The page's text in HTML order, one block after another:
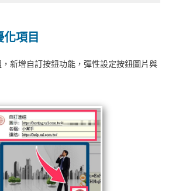
項目
新增自訂按鈕功能，彈性設定按鈕圖片與